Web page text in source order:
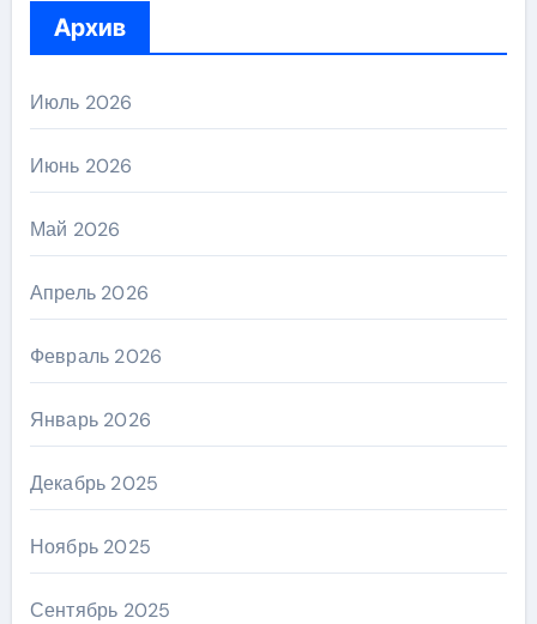
Архив
Июль 2026
Июнь 2026
Май 2026
Апрель 2026
Февраль 2026
Январь 2026
Декабрь 2025
Ноябрь 2025
Сентябрь 2025